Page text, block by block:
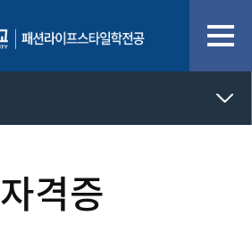
취업정보
자격증